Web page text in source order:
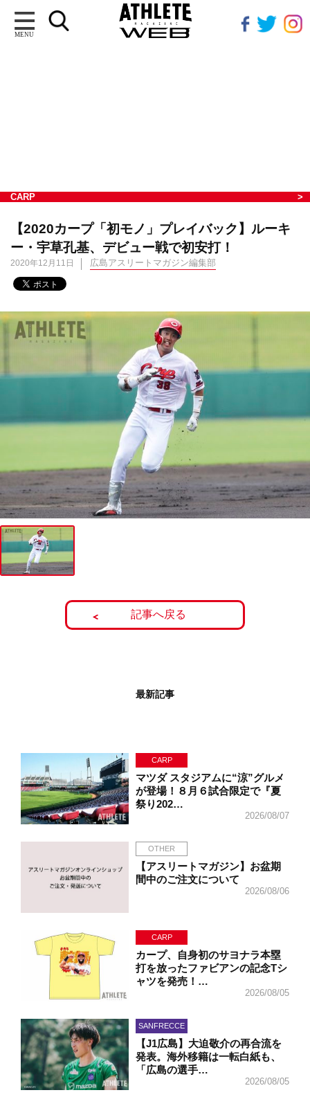
MENU
CARP
【2020カープ「初モノ」プレイバック】ルーキ
ー・宇草孔基、デビュー戦で初安打！
2020年12月11日 広島アスリートマガジン編集部
記事へ戻る
最新記事
CARP
マツダ スタジアムに“涼”グルメ
が登場！８月６試合限定で『夏
祭り202…
2026/08/07
OTHER
【アスリートマガジン】お盆期
間中のご注文について
2026/08/06
CARP
カープ、自身初のサヨナラ本塁
打を放ったファビアンの記念Tシ
ャツを発売！…
2026/08/05
SANFRECCE
【J1広島】大迫敬介の再合流を
発表。海外移籍は一転白紙も、
「広島の選手…
2026/08/05